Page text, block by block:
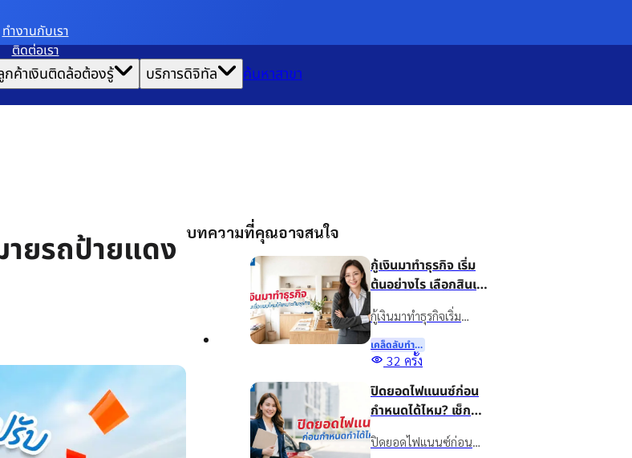
ทํางานกับเรา
ติดต่อเรา
กค้าเงินติดล้อต้องรู้ บริการดิจิทัล ค้นหาสาขา
ยรถป้ายแดง บทความที่คุณอาจสนใจ
กู้เงินมาทำธุรกิจ เริ่ม
ต้นอย่างไร เลือกสินเชื่อ
แบบไหนให้เหมาะกับ
ธุรกิจ
กู้เงินมาทำธุรกิจเริ่ม
อย่างไรดี? แนะนำวิธี
วางแผนเงินทุน เลือกสิน
พร้อมรู้จักสินเชื่อเงินติด
ล้อเพื่อเพิ่มสภาพคล่อง
อย่างเหมาะสม
เคล็ดลับทําธุรกิจ
32 ครั้ง
ปิดยอดไฟแนนซ์ก่อน
กำหนดได้ไหม? เช็ก
เงื่อนไขก่อนปิดบัญชี
ปิดยอดไฟแนนซ์ก่อน